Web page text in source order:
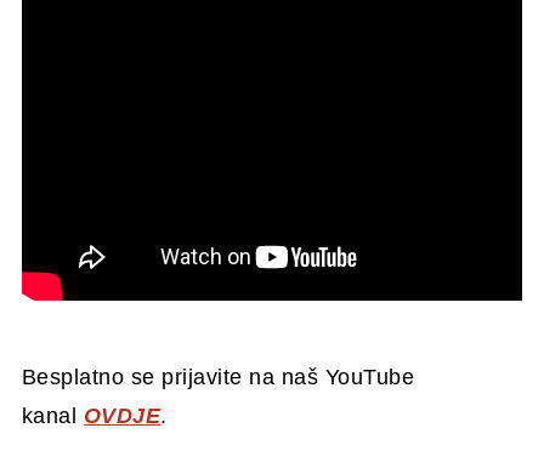
Besplatno se prijavite na naš YouTube
kanal OVDJE.